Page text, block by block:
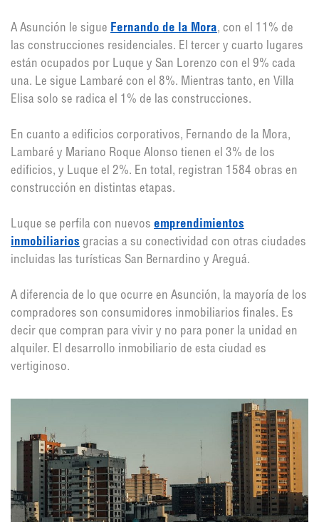
A Asunción le sigue Fernando de la Mora, con el 11% de
las construcciones residenciales. El tercer y cuarto lugares
están ocupados por Luque y San Lorenzo con el 9% cada
una. Le sigue Lambaré con el 8%. Mientras tanto, en Villa
Elisa solo se radica el 1% de las construcciones.
En cuanto a edificios corporativos, Fernando de la Mora,
Lambaré y Mariano Roque Alonso tienen el 3% de los
edificios, y Luque el 2%. En total, registran 1584 obras en
construcción en distintas etapas.
Luque se perfila con nuevos emprendimientos
inmobiliarios gracias a su conectividad con otras ciudades
incluidas las turísticas San Bernardino y Areguá.
A diferencia de lo que ocurre en Asunción, la mayoría de los
compradores son consumidores inmobiliarios finales. Es
decir que compran para vivir y no para poner la unidad en
alquiler. El desarrollo inmobiliario de esta ciudad es
vertiginoso.